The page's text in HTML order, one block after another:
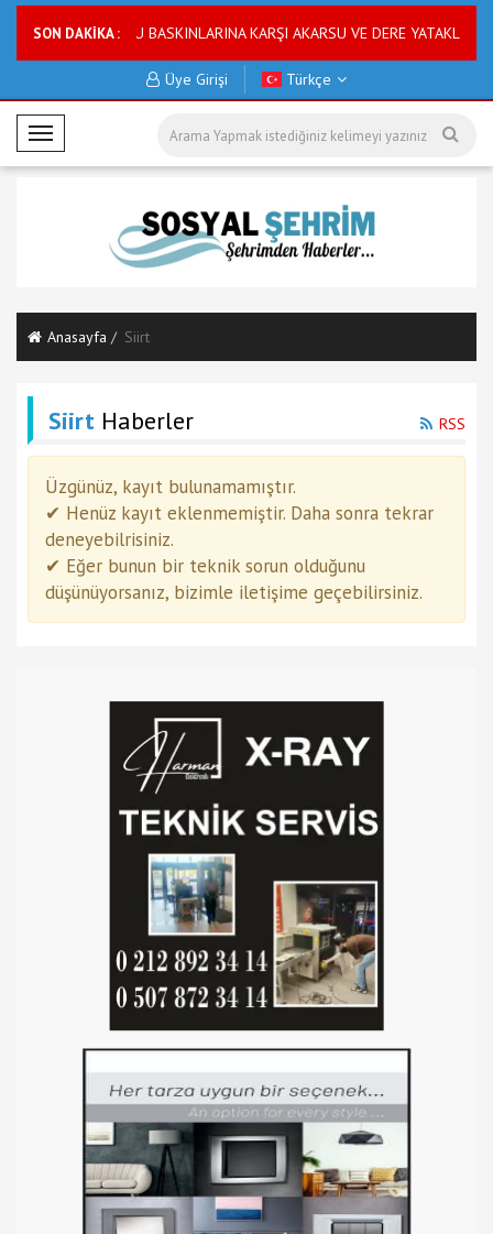
SON DAKİKA :ASKİ SU BASKINLARINA KARŞI AKARSU VE DERE YATAKLARINI
Üye Girişi Türkçe
M
o
üAnasayfa Siirt
Siirt Haberler RSS
Üzgünüz, kayıt bulunamamıştır.
✔ Henüz kayıt eklenmemiştir. Daha sonra tekrar
deneyebilrisiniz.
✔ Eğer bunun bir teknik sorun olduğunu
düşünüyorsanız, bizimle iletişime geçebilirsiniz.